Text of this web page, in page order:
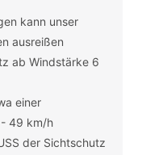
kann unser
ausreißen
ab Windstärke 6
einer
49 km/h
der Sichtschutz